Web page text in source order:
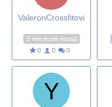
ValeronCrossfitovich
5 месяцев назад
0
0 0